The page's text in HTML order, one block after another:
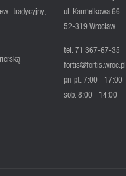
tradycyjny,
ul. Karmelkowa 66
52-319 Wrocław
tel: 71 367-67-35
fortis@fortis.wroc.pl
pn-pt. 7:00 - 17:00
sob. 8:00 - 14:00